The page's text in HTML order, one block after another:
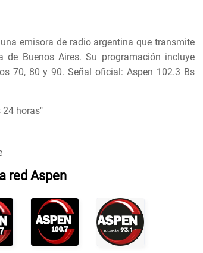
emisora ​​de radio argentina que transmite
de Buenos Aires. Su programación incluye
70, 80 y 90. Señal oficial: Aspen 102.3 Bs
24 horas"
red Aspen